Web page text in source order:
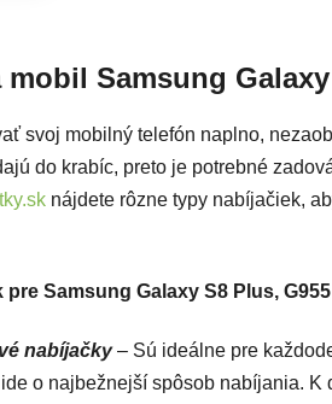
Samsung
svoj mobilný telefón naplno,
do krabíc, preto je potrebné
nájdete rôzne typy nabíjačiek,
Samsung Galaxy S8 Plus,
nabíjačky– Sú ideálne pre
o najbežnejší spôsob nabíjania.